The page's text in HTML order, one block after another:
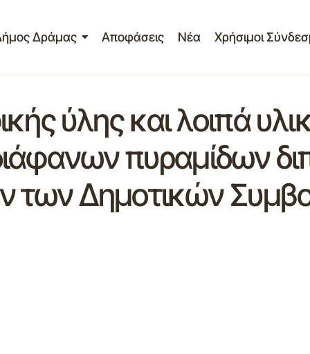
Δράμας Αποφάσεις Νέα Χρήσιμοι
ύλης και λοιπά
πυραμίδων
Δημοτικών